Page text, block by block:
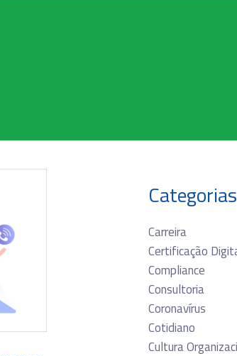
Categorias
Carreira
Certificação
Compliance
Consultoria
Coronavírus
Cotidiano
Cultura